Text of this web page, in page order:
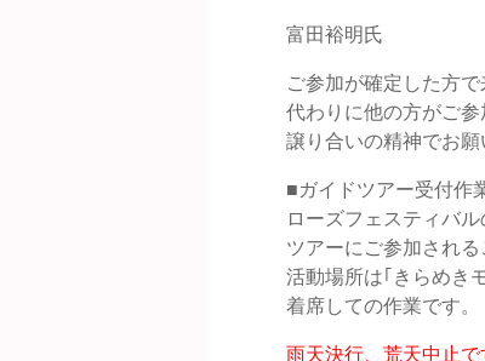
富田裕明氏
ご参加が確定した方
代わりに他の方がご参
譲り合いの精神でお願
■ガイドツアー受付作
ローズフェスティバ
ツアーにご参加され
活動場所は｢きらめき
着席しての作業です。
雨天決行、荒天中止で